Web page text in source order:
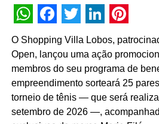
distribuição de R$ 10 mil toda
fosse muito mais do que um
precisava reforçar os atributos da
manter o Café Evolutto presente
combinação entre mecânica
atrativas, comunicação integrada
Guedes nos permite manter a
WhatsApp
Facebook
Twitter
LinkedIn
O Shopping Villa Lobos,
Open, lançou uma ação
membros do seu programa de
empreendimento sorteará 25
torneio de tênis — que será
setembro de 2026 —,